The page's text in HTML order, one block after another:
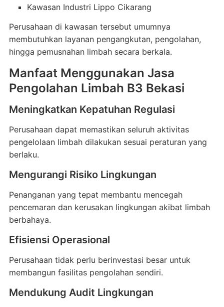
Kawasan Industri Lippo Cikarang
Perusahaan di kawasan tersebut umumnya
membutuhkan layanan pengangkutan, pengolahan,
hingga pemusnahan limbah secara berkala.
Manfaat Menggunakan Jasa
Pengolahan Limbah B3 Bekasi
Meningkatkan Kepatuhan Regulasi
Perusahaan dapat memastikan seluruh aktivitas
pengelolaan limbah dilakukan sesuai peraturan yang
berlaku.
Mengurangi Risiko Lingkungan
Penanganan yang tepat membantu mencegah
pencemaran dan kerusakan lingkungan akibat limbah
berbahaya.
Efisiensi Operasional
Perusahaan tidak perlu berinvestasi besar untuk
membangun fasilitas pengolahan sendiri.
Mendukung Audit Lingkungan